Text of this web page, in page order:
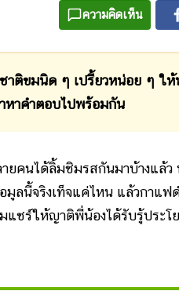
ความคิดเห็น
าติขมนิด ๆ เปรี้ยวหน่อย ๆ ใ
หาคำตอบไปพร้อมกัน
ยคนได้ลิ้มชิมรสกันมาบ้างแล้ว
มูลนี้จริงเท็จแค่ไหน แล้วกาแ
ชร์ให้ญาติพี่น้องได้รับรู้ประโ